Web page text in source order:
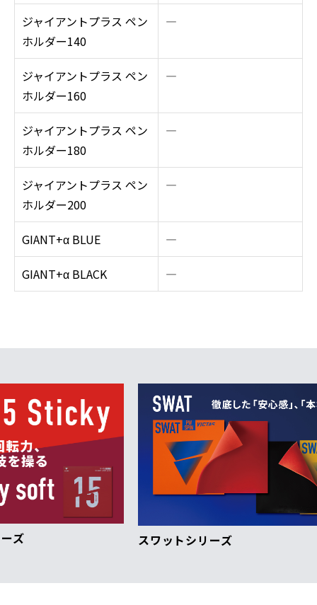
ジャイアントプラス ペン
ホルダー140
―
ジャイアントプラス ペン
ホルダー160
―
ジャイアントプラス ペン
ホルダー180
―
ジャイアントプラス ペン
ホルダー200
―
GIANT+α BLUE ―
GIANT+α BLACK ―